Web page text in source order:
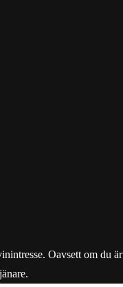
Oavsett om du